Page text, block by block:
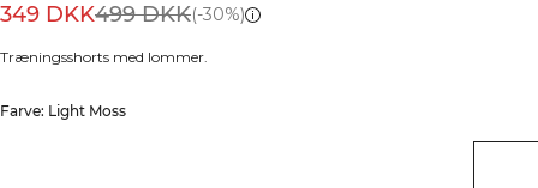
349 DKK499 DKK(-30%)
Træningsshorts med lommer.
Farve: Light Moss